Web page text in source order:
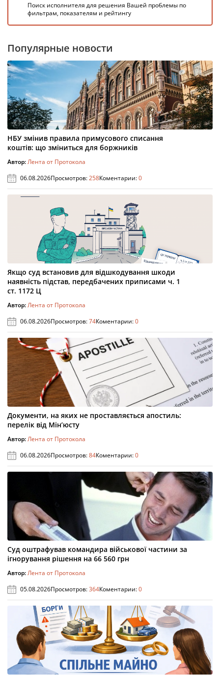
Поиск исполнителя для решения Вашей проблемы по
фильтрам, показателям и рейтингу
Популярные новости
НБУ змінив правила примусового списання
коштів: що зміниться для боржників
Автор:Лента от Протокола
06.08.2026Просмотров:258Коментарии:0
Якщо суд встановив для відшкодування шкоди
наявність підстав, передбачених приписами ч. 1
ст. 1172 Ц
Автор:Лента от Протокола
06.08.2026Просмотров:74Коментарии:0
Документи, на яких не проставляється апостиль:
перелік від Мін’юсту
Автор:Лента от Протокола
06.08.2026Просмотров:84Коментарии:0
Суд оштрафував командира військової частини за
ігнорування рішення на 66 560 грн
Автор:Лента от Протокола
05.08.2026Просмотров:364Коментарии:0